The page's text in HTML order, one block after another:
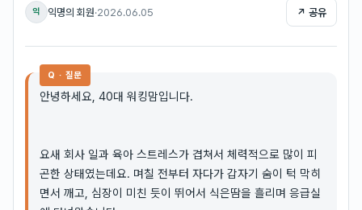
익 익명의 회원·2026.06.05 ↗ 공유
Q · 질문
안녕하세요, 40대 워킹맘입니다.
요새 회사 일과 육아 스트레스가 겹쳐서 체력적으로 많이 피
곤한 상태였는데요. 며칠 전부터 자다가 갑자기 숨이 턱 막히
면서 깨고, 심장이 미친 듯이 뛰어서 식은땀을 흘리며 응급실